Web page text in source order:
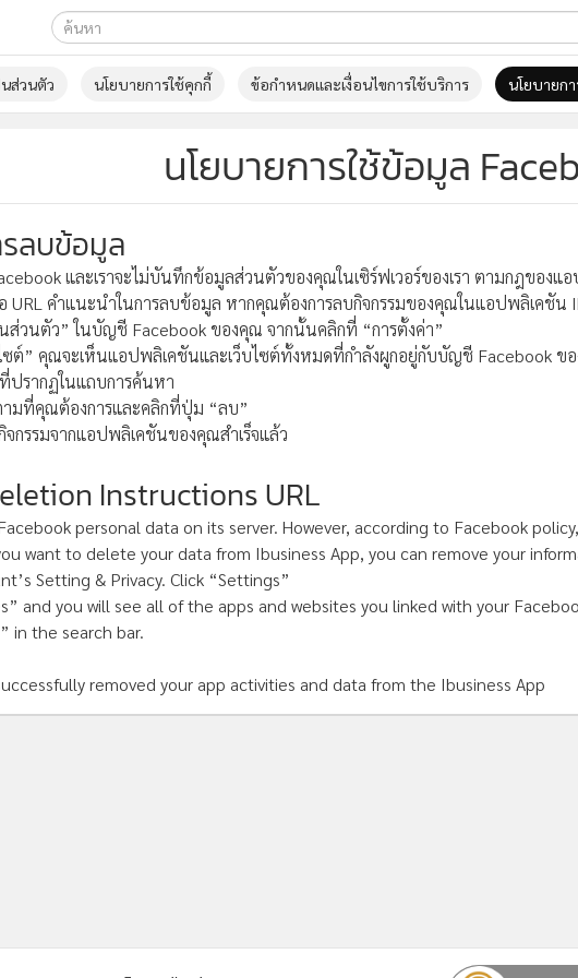
เลือกเครื่องมือที่ใช้
ibusiness
ค้นหาขั้นสูง
ส่วนตัว นโยบายการใช้คุกกี้ ข้อกำหนดและเงื่อนไขการใช้บริการ นโยบายก
นโยบายการใช้ข้อมูล
รลบข้อมูล
และเราจะไม่บันทึกข้อมูลส่วนตัวของคุณในเซิร์ฟเวอร์ของเรา ตามกฎของ
URL คำแนะนำในการลบข้อมูล หากคุณต้องการลบกิจกรรมของคุณในแอปพลิเค
นส่วนตัว” ในบัญชี Facebook ของคุณ จากนั้นคลิกที่ “การตั้งค่า”
ซต์” คุณจะเห็นแอปพลิเคชันและเว็บไซต์ทั้งหมดที่กำลังผูกอยู่กับบัญชี Facebook ข
ปรากฏในแถบการค้นหา
ามที่คุณต้องการและคลิกที่ปุ่ม “ลบ”
กรรมจากแอปพลิเคชันของคุณสำเร็จแล้ว
Instructions URL
personal data on its server. However, according to Facebook
want to delete your data from Ibusiness App, you can remove your
Setting & Privacy. Click “Settings”
and you will see all of the apps and websites you linked with your
in the search bar.
removed your app activities and data from the Ibusiness App